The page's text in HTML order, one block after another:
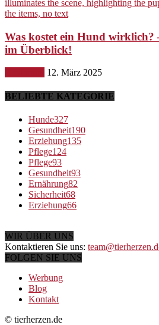
Was kostet ein Hund wirklich?
im Überblick!
12. März 2025
BELIEBTE KATEGORIE
Hunde327
Gesundheit190
Erziehung135
Pflege124
Pflege93
Gesundheit93
Ernährung82
Sicherheit68
Erziehung66
WIR ÜBER UNS
Kontaktieren Sie uns:
FOLGEN SIE UNS
Werbung
Blog
Kontakt
© tierherzen.de